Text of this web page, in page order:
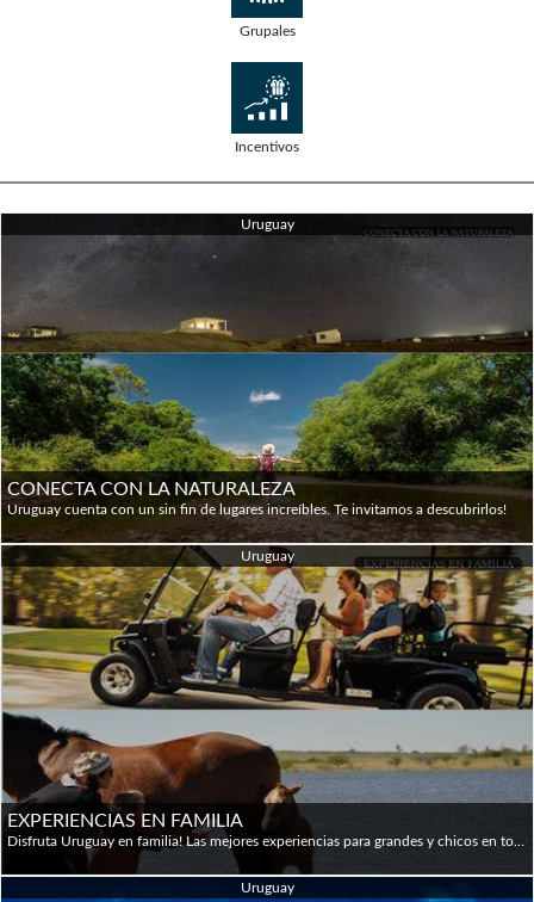
Grupales
Incentivos
Uruguay
CONECTA CON LA NATURALEZA
Uruguay cuenta con un sin fin de lugares increíbles. Te invitamos a descubrirlos!
Uruguay
EXPERIENCIAS EN FAMILIA
Disfruta Uruguay en familia!⁠ Las mejores experiencias para grandes y chicos en todo el país.⁠ ⁠
Uruguay